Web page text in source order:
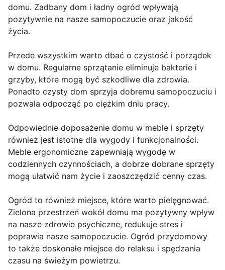
domu. Zadbany dom i ładny ogród wpływają
pozytywnie na nasze samopoczucie oraz jakość
życia.
Przede wszystkim warto dbać o czystość i porządek
w domu. Regularne sprzątanie eliminuje bakterie i
grzyby, które mogą być szkodliwe dla zdrowia.
Ponadto czysty dom sprzyja dobremu samopoczuciu i
pozwala odpocząć po ciężkim dniu pracy.
Odpowiednie doposażenie domu w meble i sprzęty
również jest istotne dla wygody i funkcjonalności.
Meble ergonomiczne zapewniają wygodę w
codziennych czynnościach, a dobrze dobrane sprzęty
mogą ułatwić nam życie i zaoszczędzić cenny czas.
Ogród to również miejsce, które warto pielęgnować.
Zielona przestrzeń wokół domu ma pozytywny wpływ
na nasze zdrowie psychiczne, redukuje stres i
poprawia nasze samopoczucie. Ogród przydomowy
to także doskonałe miejsce do relaksu i spędzania
czasu na świeżym powietrzu.